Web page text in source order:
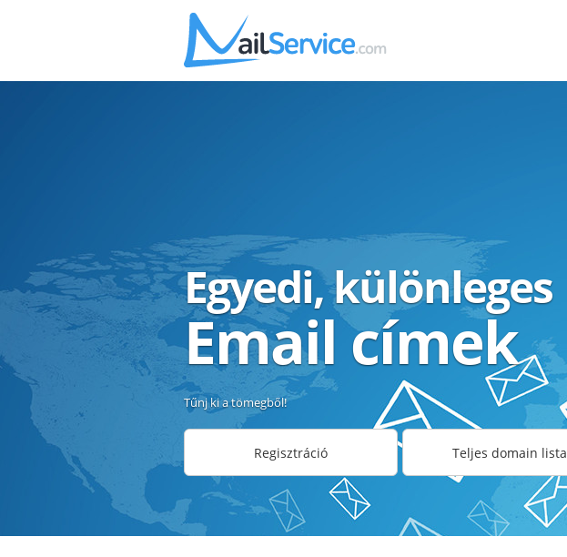
Egyedi, különleges
Email címek
Tűnj ki a tömegből!
Regisztráció Teljes domain lista